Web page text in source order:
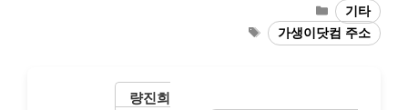
Categories
기타
Tags
가생이닷컴 주소
량진희